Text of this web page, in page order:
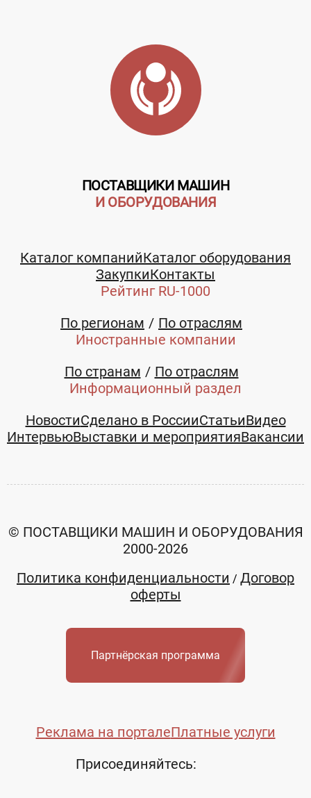
ПОСТАВЩИКИ МАШИН
И ОБОРУДОВАНИЯ
Каталог компанийКаталог оборудования
ЗакупкиКонтакты
Рейтинг RU-1000
По регионам
По отраслям
Иностранные компании
По странам
По отраслям
Информационный раздел
НовостиСделано в РоссииСтатьиВидео
ИнтервьюВыставки и мероприятияВакансии
Реклама на порталеПлатные услуги
© ПОСТАВЩИКИ МАШИН И ОБОРУДОВАНИЯ
2000-2026
Политика конфиденциальности / Договор
оферты
Партнёрская программа
Присоединяйтесь: